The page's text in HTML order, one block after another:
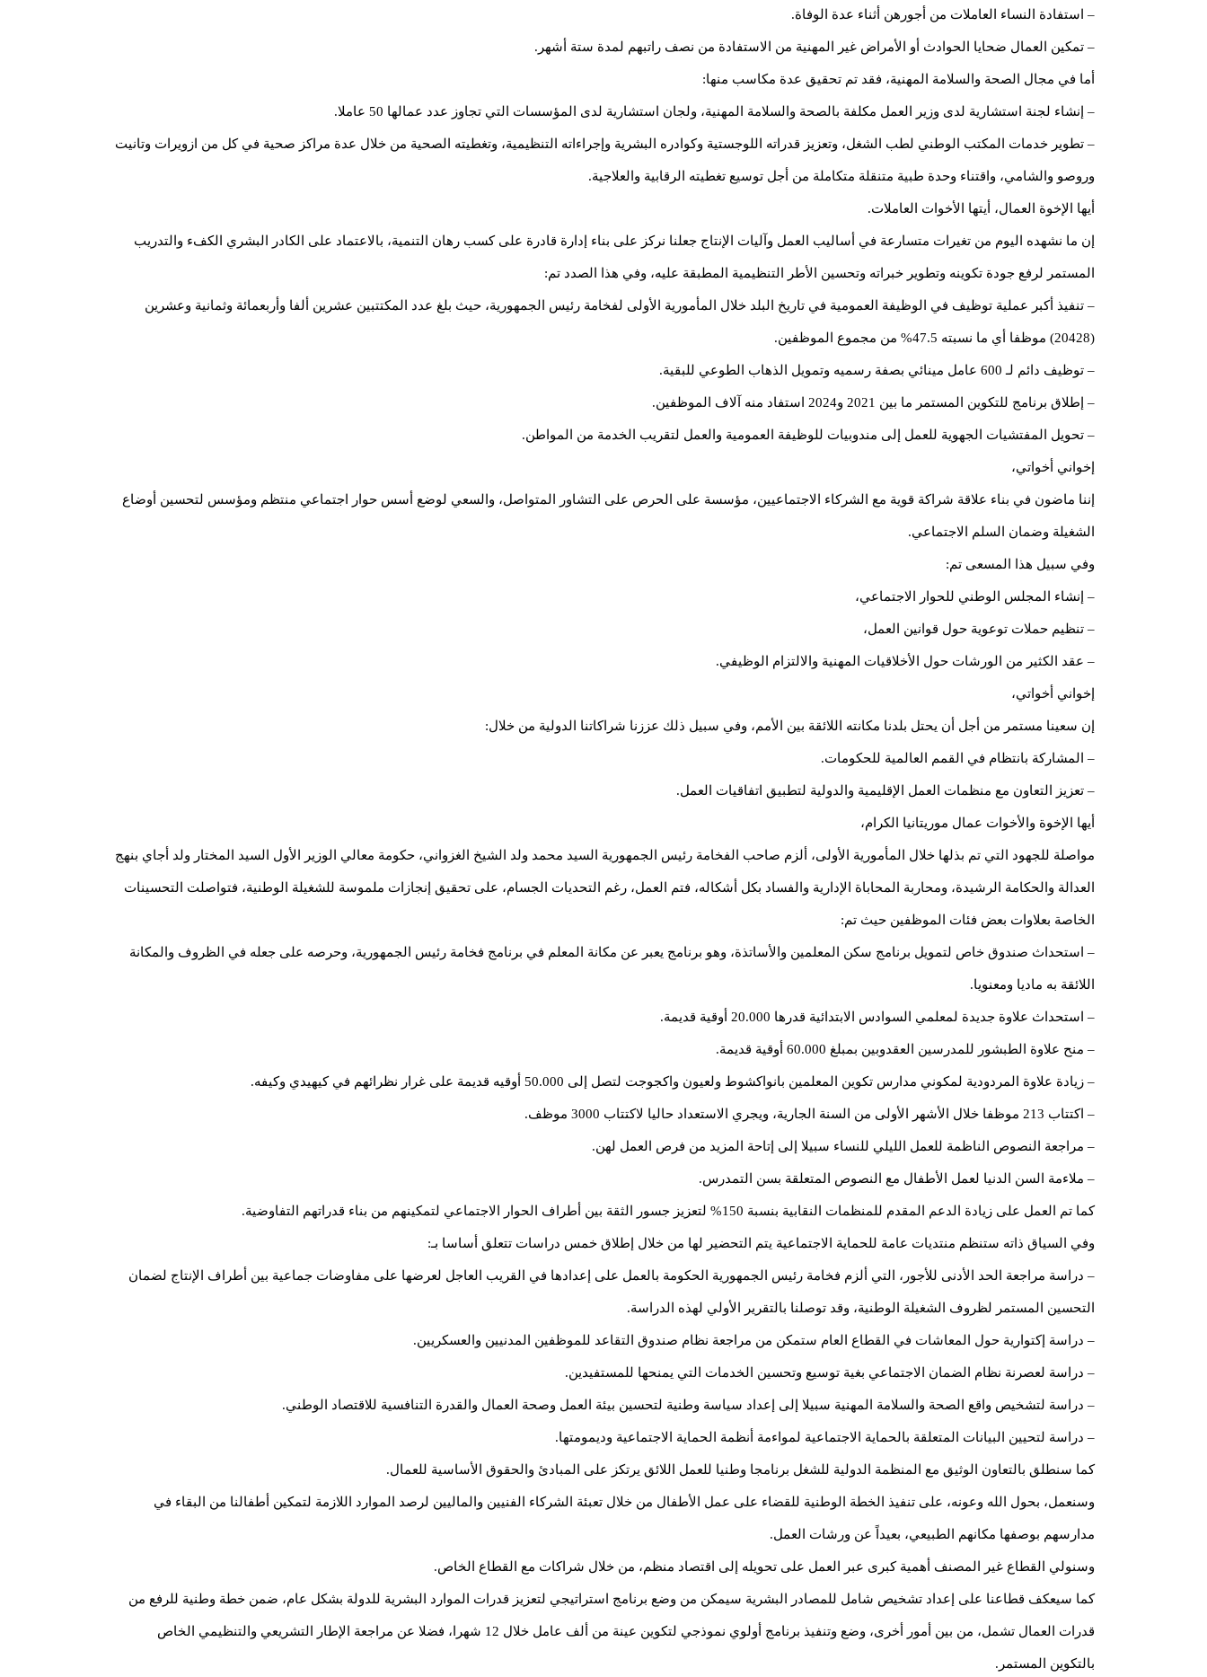
– استفادة النساء العاملات من أجورهن أثناء عدة الوفاة.
– تمكين العمال ضحايا الحوادث أو الأمراض غير المهنية من الاستفادة من نصف راتبهم لمدة ستة أشهر.
أما في مجال الصحة والسلامة المهنية، فقد تم تحقيق عدة مكاسب منها:
– إنشاء لجنة استشارية لدى وزير العمل مكلفة بالصحة والسلامة المهنية، ولجان استشارية لدى المؤسسات التي تجاوز عدد عمالها 50 عاملا.
– تطوير خدمات المكتب الوطني لطب الشغل، وتعزيز قدراته اللوجستية وكوادره البشرية وإجراءاته التنظيمية، وتغطيته الصحية من خلال عدة مراكز صحية في كل من ازويرات وتانيت
وروصو والشامي، واقتناء وحدة طبية متنقلة متكاملة من أجل توسيع تغطيته الرقابية والعلاجية.
أيها الإخوة العمال، أيتها الأخوات العاملات.
إن ما نشهده اليوم من تغيرات متسارعة في أساليب العمل وآليات الإنتاج جعلنا نركز على بناء إدارة قادرة على كسب رهان التنمية، بالاعتماد على الكادر البشري الكفء والتدريب
المستمر لرفع جودة تكوينه وتطوير خبراته وتحسين الأطر التنظيمية المطبقة عليه، وفي هذا الصدد تم:
– تنفيذ أكبر عملية توظيف في الوظيفة العمومية في تاريخ البلد خلال المأمورية الأولى لفخامة رئيس الجمهورية، حيث بلغ عدد المكتتبين عشرين ألفا وأربعمائة وثمانية وعشرين
(20428) موظفا أي ما نسبته 47.5% من مجموع الموظفين.
– توظيف دائم لـ 600 عامل مينائي بصفة رسميه وتمويل الذهاب الطوعي للبقية.
– إطلاق برنامج للتكوين المستمر ما بين 2021 و2024 استفاد منه آلاف الموظفين.
– تحويل المفتشيات الجهوية للعمل إلى مندوبيات للوظيفة العمومية والعمل لتقريب الخدمة من المواطن.
إخواني أخواتي،
إننا ماضون في بناء علاقة شراكة قوية مع الشركاء الاجتماعيين، مؤسسة على الحرص على التشاور المتواصل، والسعي لوضع أسس حوار اجتماعي منتظم ومؤسس لتحسين أوضاع
الشغيلة وضمان السلم الاجتماعي.
وفي سبيل هذا المسعى تم:
– إنشاء المجلس الوطني للحوار الاجتماعي،
– تنظيم حملات توعوية حول قوانين العمل،
– عقد الكثير من الورشات حول الأخلاقيات المهنية والالتزام الوظيفي.
إخواني أخواتي،
إن سعينا مستمر من أجل أن يحتل بلدنا مكانته اللائقة بين الأمم، وفي سبيل ذلك عززنا شراكاتنا الدولية من خلال:
– المشاركة بانتظام في القمم العالمية للحكومات.
– تعزيز التعاون مع منظمات العمل الإقليمية والدولية لتطبيق اتفاقيات العمل.
أيها الإخوة والأخوات عمال موريتانيا الكرام،
مواصلة للجهود التي تم بذلها خلال المأمورية الأولى، ألزم صاحب الفخامة رئيس الجمهورية السيد محمد ولد الشيخ الغزواني، حكومة معالي الوزير الأول السيد المختار ولد أجاي بنهج
العدالة والحكامة الرشيدة، ومحاربة المحاباة الإدارية والفساد بكل أشكاله، فتم العمل، رغم التحديات الجسام، على تحقيق إنجازات ملموسة للشغيلة الوطنية، فتواصلت التحسينات
الخاصة بعلاوات بعض فئات الموظفين حيث تم:
– استحداث صندوق خاص لتمويل برنامج سكن المعلمين والأساتذة، وهو برنامج يعبر عن مكانة المعلم في برنامج فخامة رئيس الجمهورية، وحرصه على جعله في الظروف والمكانة
اللائقة به ماديا ومعنويا.
– استحداث علاوة جديدة لمعلمي السوادس الابتدائية قدرها 20.000 أوقية قديمة.
– منح علاوة الطبشور للمدرسين العقدوبين بمبلغ 60.000 أوقية قديمة.
– زيادة علاوة المردودية لمكوني مدارس تكوين المعلمين بانواكشوط ولعيون واكجوجت لتصل إلى 50.000 أوقيه قديمة على غرار نظرائهم في كيهيدي وكيفه.
– اكتتاب 213 موظفا خلال الأشهر الأولى من السنة الجارية، ويجري الاستعداد حاليا لاكتتاب 3000 موظف.
– مراجعة النصوص الناظمة للعمل الليلي للنساء سبيلا إلى إتاحة المزيد من فرص العمل لهن.
– ملاءمة السن الدنيا لعمل الأطفال مع النصوص المتعلقة بسن التمدرس.
كما تم العمل على زيادة الدعم المقدم للمنظمات النقابية بنسبة 150% لتعزيز جسور الثقة بين أطراف الحوار الاجتماعي لتمكينهم من بناء قدراتهم التفاوضية.
وفي السياق ذاته ستنظم منتديات عامة للحماية الاجتماعية يتم التحضير لها من خلال إطلاق خمس دراسات تتعلق أساسا بـ:
– دراسة مراجعة الحد الأدنى للأجور، التي ألزم فخامة رئيس الجمهورية الحكومة بالعمل على إعدادها في القريب العاجل لعرضها على مفاوضات جماعية بين أطراف الإنتاج لضمان
التحسين المستمر لظروف الشغيلة الوطنية، وقد توصلنا بالتقرير الأولي لهذه الدراسة.
– دراسة إكتوارية حول المعاشات في القطاع العام ستمكن من مراجعة نظام صندوق التقاعد للموظفين المدنيين والعسكريين.
– دراسة لعصرنة نظام الضمان الاجتماعي بغية توسيع وتحسين الخدمات التي يمنحها للمستفيدين.
– دراسة لتشخيص واقع الصحة والسلامة المهنية سبيلا إلى إعداد سياسة وطنية لتحسين بيئة العمل وصحة العمال والقدرة التنافسية للاقتصاد الوطني.
– دراسة لتحيين البيانات المتعلقة بالحماية الاجتماعية لمواءمة أنظمة الحماية الاجتماعية وديمومتها.
كما سنطلق بالتعاون الوثيق مع المنظمة الدولية للشغل برنامجا وطنيا للعمل اللائق يرتكز على المبادئ والحقوق الأساسية للعمال.
وسنعمل، بحول الله وعونه، على تنفيذ الخطة الوطنية للقضاء على عمل الأطفال من خلال تعبئة الشركاء الفنيين والماليين لرصد الموارد اللازمة لتمكين أطفالنا من البقاء في
مدارسهم بوصفها مكانهم الطبيعي، بعيداً عن ورشات العمل.
وسنولي القطاع غير المصنف أهمية كبرى عبر العمل على تحويله إلى اقتصاد منظم، من خلال شراكات مع القطاع الخاص.
كما سيعكف قطاعنا على إعداد تشخيص شامل للمصادر البشرية سيمكن من وضع برنامج استراتيجي لتعزيز قدرات الموارد البشرية للدولة بشكل عام، ضمن خطة وطنية للرفع من
قدرات العمال تشمل، من بين أمور أخرى، وضع وتنفيذ برنامج أولوي نموذجي لتكوين عينة من ألف عامل خلال 12 شهرا، فضلا عن مراجعة الإطار التشريعي والتنظيمي الخاص
بالتكوين المستمر.